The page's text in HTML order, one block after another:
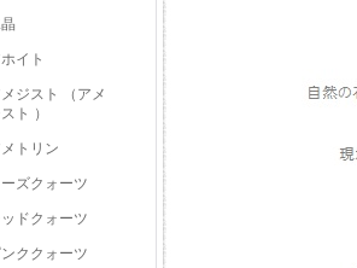
イト
ジスト （アメ
スト ）
トリン
ーズクォーツ
ッドクォーツ
ンククォーツ